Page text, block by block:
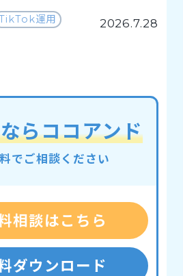
運用 2026.7.28
らココアンド
でご相談ください
相談はこちら
ダウンロード